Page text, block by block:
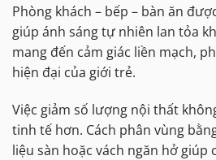
Phòng khách – bếp – bàn ăn
giúp ánh sáng tự nhiên lan tỏa
mang đến cảm giác liền mạch,
hiện đại của giới trẻ.
Việc giảm số lượng nội thất
tinh tế hơn. Cách phân vùng
liệu sàn hoặc vách ngăn hở giúp